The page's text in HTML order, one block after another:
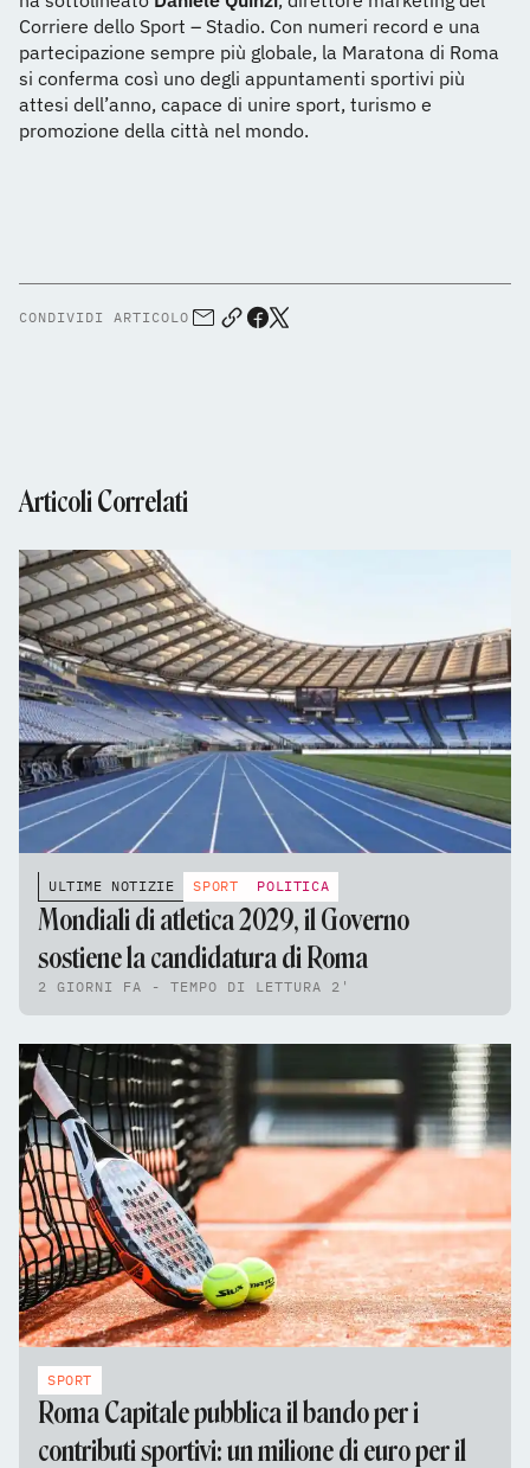
Corriere dello Sport – Stadio. Con numeri record e una
partecipazione sempre più globale, la Maratona di Roma
si conferma così uno degli appuntamenti sportivi più
attesi dell’anno, capace di unire sport, turismo e
promozione della città nel mondo.
CONDIVIDI ARTICOLO
Articoli Correlati
ULTIME NOTIZIE SPORT POLITICA
Mondiali di atletica 2029, il Governo
sostiene la candidatura di Roma
2 GIORNI FA - TEMPO DI LETTURA 2'
SPORT
Roma Capitale pubblica il bando per i
contributi sportivi: un milione di euro per il